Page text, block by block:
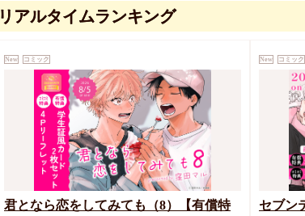
リアルタイムランキング
New コミック
君となら恋をしてみても（8）【有償特
New コミック
セブン